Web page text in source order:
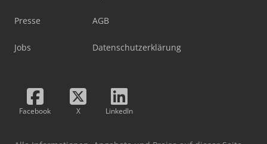
Presse
Jobs
AGB
Datenschutzerklärung
Facebook X LinkedIn